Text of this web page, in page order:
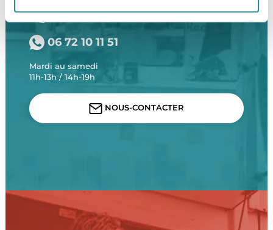
01 47 31 84 24
06 72 10 11 51
Mardi au samedi
11h-13h / 14h-19h
NOUS-CONTACTER